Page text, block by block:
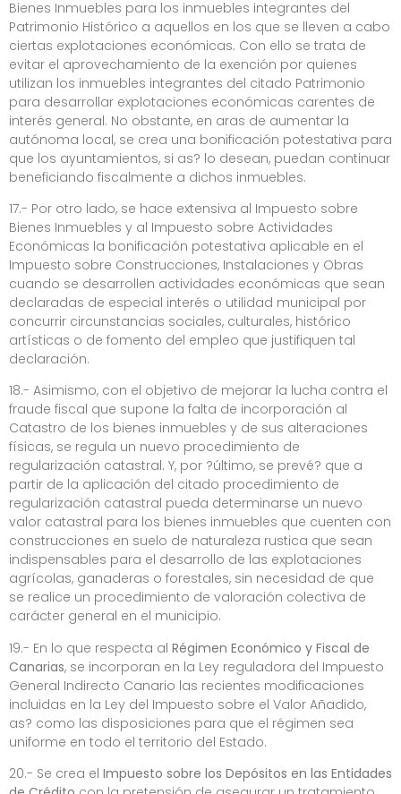
Bienes Inmuebles para los inmuebles integrantes del
Patrimonio Histórico a aquellos en los que se lleven a cabo
ciertas explotaciones económicas. Con ello se trata de
evitar el aprovechamiento de la exención por quienes
utilizan los inmuebles integrantes del citado Patrimonio
para desarrollar explotaciones económicas carentes de
interés general. No obstante, en aras de aumentar la
autónoma local, se crea una bonificación potestativa para
que los ayuntamientos, si as? lo desean, puedan continuar
beneficiando fiscalmente a dichos inmuebles.
17.- Por otro lado, se hace extensiva al Impuesto sobre
Bienes Inmuebles y al Impuesto sobre Actividades
Económicas la bonificación potestativa aplicable en el
Impuesto sobre Construcciones, Instalaciones y Obras
cuando se desarrollen actividades económicas que sean
declaradas de especial interés o utilidad municipal por
concurrir circunstancias sociales, culturales, histórico
artísticas o de fomento del empleo que justifiquen tal
declaración.
18.- Asimismo, con el objetivo de mejorar la lucha contra el
fraude fiscal que supone la falta de incorporación al
Catastro de los bienes inmuebles y de sus alteraciones
físicas, se regula un nuevo procedimiento de
regularización catastral. Y, por ?último, se prevé? que a
partir de la aplicación del citado procedimiento de
regularización catastral pueda determinarse un nuevo
valor catastral para los bienes inmuebles que cuenten con
construcciones en suelo de naturaleza rustica que sean
indispensables para el desarrollo de las explotaciones
agrícolas, ganaderas o forestales, sin necesidad de que
se realice un procedimiento de valoración colectiva de
carácter general en el municipio.
19.- En lo que respecta al Régimen Económico y Fiscal de
Canarias, se incorporan en la Ley reguladora del Impuesto
General Indirecto Canario las recientes modificaciones
incluidas en la Ley del Impuesto sobre el Valor Añadido,
as? como las disposiciones para que el régimen sea
uniforme en todo el territorio del Estado.
20.- Se crea el Impuesto sobre los Depósitos en las Entidades